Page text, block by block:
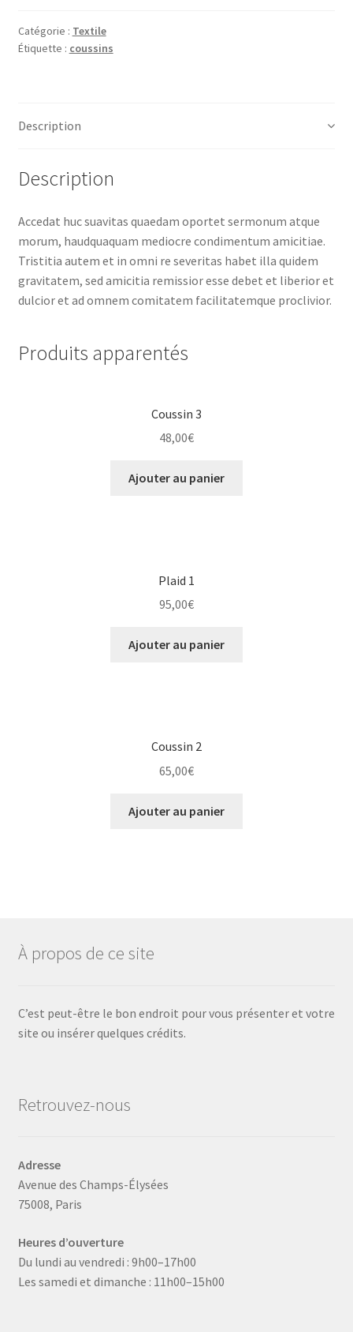
Catégorie : Textile
Étiquette : coussins
Description
Description
Accedat huc suavitas quaedam oportet sermonum atque
morum, haudquaquam mediocre condimentum amicitiae.
Tristitia autem et in omni re severitas habet illa quidem
gravitatem, sed amicitia remissior esse debet et liberior et
dulcior et ad omnem comitatem facilitatemque proclivior.
Produits apparentés
Coussin 3
48,00€
Ajouter au panier
Plaid 1
95,00€
Ajouter au panier
Coussin 2
65,00€
Ajouter au panier
À propos de ce site
C’est peut-être le bon endroit pour vous présenter et votre
site ou insérer quelques crédits.
Retrouvez-nous
Adresse
Avenue des Champs-Élysées
75008, Paris
Heures d’ouverture
Du lundi au vendredi : 9h00–17h00
Les samedi et dimanche : 11h00–15h00